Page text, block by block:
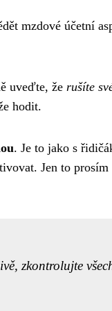
mzdové účetní
uveďte, že rušíte
hodit.
. Je to jako s
Jen to prosím
zkontrolujte